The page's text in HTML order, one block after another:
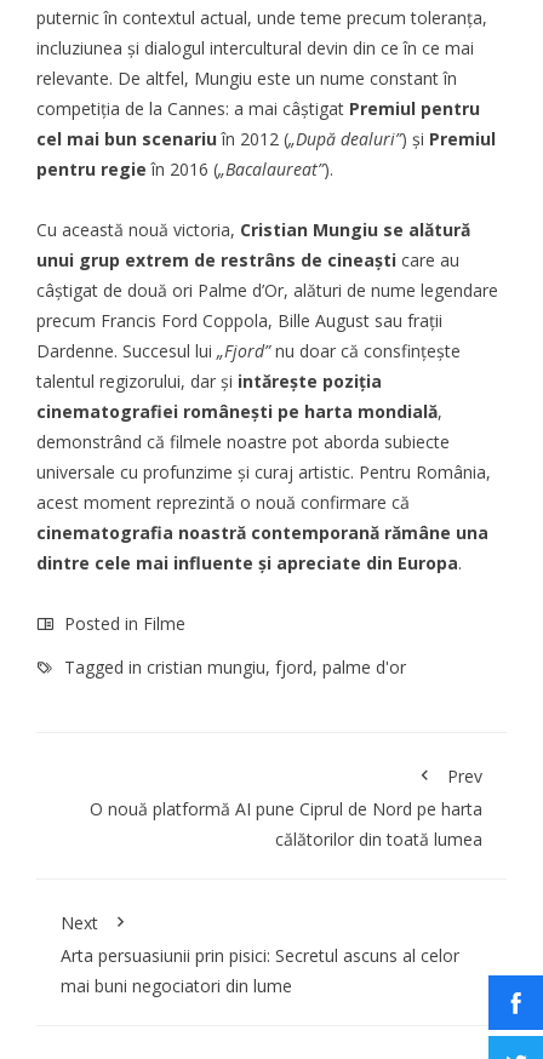
puternic în contextul actual, unde teme precum toleranța,
incluziunea și dialogul intercultural devin din ce în ce mai
relevante. De altfel, Mungiu este un nume constant în
competiția de la Cannes: a mai câștigat Premiul pentru
cel mai bun scenariuîn 2012 („După dealuri”) și Premiul
pentru regie în 2016 („Bacalaureat”).
Cu această nouă victoria, Cristian Mungiu se alătură
unui grup extrem de restrâns de cineaști care au
câștigat de două ori Palme d’Or, alături de nume legendare
precum Francis Ford Coppola, Bille August sau frații
Dardenne. Succesul lui „Fjord”nu doar că consfințește
talentul regizorului, dar și intărește poziția
cinematografiei românești pe harta mondială,
demonstrând că filmele noastre pot aborda subiecte
universale cu profunzime și curaj artistic. Pentru România,
acest moment reprezintă o nouă confirmare că
cinematografia noastră contemporană rămâne una
dintre cele mai influente și apreciate din Europa.
Posted in Filme
Tagged in cristian mungiu, fjord, palme d'or
Prev
O nouă platformă AI pune Ciprul de Nord pe harta
călătorilor din toată lumea
Next
Arta persuasiunii prin pisici: Secretul ascuns al celor
mai buni negociatori din lume